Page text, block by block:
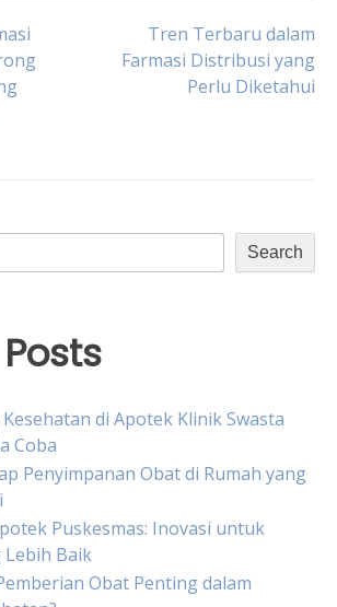
Tren Terbaru dalam
Farmasi Distribusi yang
Perlu Diketahui
Search
di Apotek Klinik Swasta
Coba
Penyimpanan Obat di Rumah yang
Puskesmas: Inovasi untuk
Lebih Baik
Obat Penting dalam